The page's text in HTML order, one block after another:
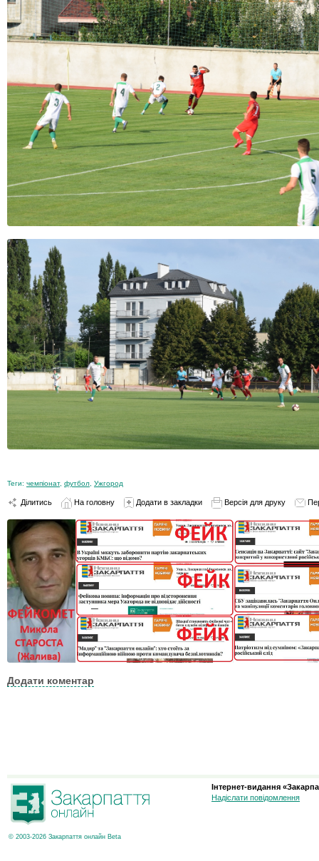
Теги: чемпіонат, футбол Ужгород
Ділитись На головну Додати в закладки Версія для друку
Додати коментар
© 2003-2026 Закарпаття онлайн Beta
Інтернет-видання
Надіслати повідомлення